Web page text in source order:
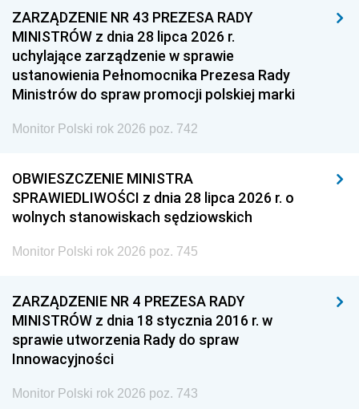
ZARZĄDZENIE NR 43 PREZESA RADY
MINISTRÓW z dnia 28 lipca 2026 r.
uchylające zarządzenie w sprawie
ustanowienia Pełnomocnika Prezesa Rady
Ministrów do spraw promocji polskiej marki
Monitor Polski rok 2026 poz. 742
OBWIESZCZENIE MINISTRA
SPRAWIEDLIWOŚCI z dnia 28 lipca 2026 r. o
wolnych stanowiskach sędziowskich
Monitor Polski rok 2026 poz. 745
ZARZĄDZENIE NR 4 PREZESA RADY
MINISTRÓW z dnia 18 stycznia 2016 r. w
sprawie utworzenia Rady do spraw
Innowacyjności
Monitor Polski rok 2026 poz. 743